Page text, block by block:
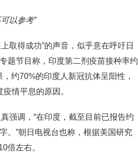
以参考”
取得成功”的声音，似乎意在呼吁日
题节目称，印度第二剂疫苗接种率约
约70%的印度人新冠抗体呈阳性，
情平息的原因。
强调，“在印度，截至目前已报告约
。”朝日电视台也称，根据美国研究
倍左右。